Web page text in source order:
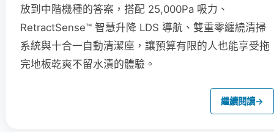
放到中階機種的答案，搭配 25,000Pa 吸力、
RetractSense™ 智慧升降 LDS 導航、雙重零纏繞清掃
系統與十合一自動清潔座，讓預算有限的人也能享受拖
完地板乾爽不留水漬的體驗。
繼續閱讀→